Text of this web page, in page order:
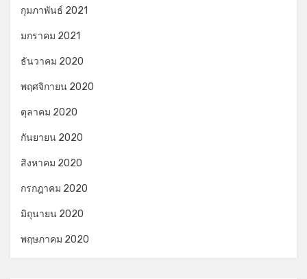
กุมภาพันธ์ 2021
มกราคม 2021
ธันวาคม 2020
พฤศจิกายน 2020
ตุลาคม 2020
กันยายน 2020
สิงหาคม 2020
กรกฎาคม 2020
มิถุนายน 2020
พฤษภาคม 2020